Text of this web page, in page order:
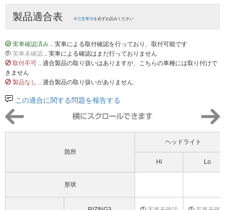
製品適合表 ※注意事項を必ずお読みください
実車確認済み .. 実車による取付確認を行っており、取付可能です
実車未確認 .. 実車による確認はまだ行っておりません
取付不可 .. 適合製品の取り扱いはありますが、こちらの車種には取り付けで
きません
製品なし .. 適合製品の取り扱いがありません
この適合に関する問題を報告する
箇所
ヘッドライト
Hi Lo
形状